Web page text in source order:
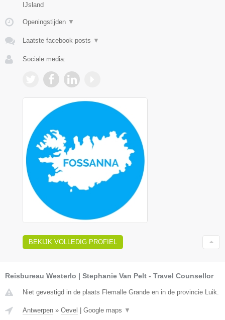
IJsland
Openingstijden ▼
Laatste facebook posts ▼
Sociale media:
BEKIJK VOLLEDIG PROFIEL
Reisbureau Westerlo | Stephanie Van Pelt - Travel Counsellor
Niet gevestigd in de plaats Flemalle Grande en in de provincie Luik.
Antwerpen » Oevel Google maps ▼